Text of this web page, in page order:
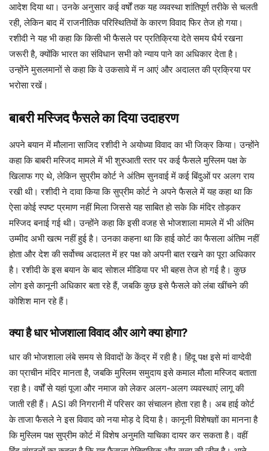
आदेश दिया था। उनके अनुसार कई वर्षों तक यह व्यवस्था शांतिपूर्ण तरीके से चलती
रही, लेकिन बाद में राजनीतिक परिस्थितियों के कारण विवाद फिर तेज हो गया।
रशीदी ने यह भी कहा कि किसी भी फैसले पर प्रतिक्रिया देते समय धैर्य रखना
जरूरी है, क्योंकि भारत का संविधान सभी को न्याय पाने का अधिकार देता है।
उन्होंने मुसलमानों से कहा कि वे उकसावे में न आएं और अदालत की प्रक्रिया पर
भरोसा रखें।
बाबरी मस्जिद फैसले का दिया उदाहरण
अपने बयान में मौलाना साजिद रशीदी ने अयोध्या विवाद का भी जिक्र किया। उन्होंने
कहा कि बाबरी मस्जिद मामले में भी शुरुआती स्तर पर कई फैसले मुस्लिम पक्ष के
खिलाफ गए थे, लेकिन सुप्रीम कोर्ट ने अंतिम सुनवाई में कई बिंदुओं पर अलग राय
रखी थी। रशीदी ने दावा किया कि सुप्रीम कोर्ट ने अपने फैसले में यह कहा था कि
ऐसा कोई स्पष्ट प्रमाण नहीं मिला जिससे यह साबित हो सके कि मंदिर तोड़कर
मस्जिद बनाई गई थी। उन्होंने कहा कि इसी वजह से भोजशाला मामले में भी अंतिम
उम्मीद अभी खत्म नहीं हुई है। उनका कहना था कि हाई कोर्ट का फैसला अंतिम नहीं
होता और देश की सर्वोच्च अदालत में हर पक्ष को अपनी बात रखने का पूरा अधिकार
है। रशीदी के इस बयान के बाद सोशल मीडिया पर भी बहस तेज हो गई है। कुछ
लोग इसे कानूनी अधिकार बता रहे हैं, जबकि कुछ इसे फैसले को लंबा खींचने की
कोशिश मान रहे हैं।
क्या है धार भोजशाला विवाद और आगे क्या होगा?
धार की भोजशाला लंबे समय से विवादों के केंद्र में रही है। हिंदू पक्ष इसे मां वाग्देवी
का प्राचीन मंदिर मानता है, जबकि मुस्लिम समुदाय इसे कमाल मौला मस्जिद बताता
रहा है। वर्षों से यहां पूजा और नमाज को लेकर अलग-अलग व्यवस्थाएं लागू की
जाती रही हैं। ASI की निगरानी में परिसर का संचालन होता रहा है। अब हाई कोर्ट
के ताजा फैसले ने इस विवाद को नया मोड़ दे दिया है। कानूनी विशेषज्ञों का मानना है
कि मुस्लिम पक्ष सुप्रीम कोर्ट में विशेष अनुमति याचिका दायर कर सकता है। वहीं